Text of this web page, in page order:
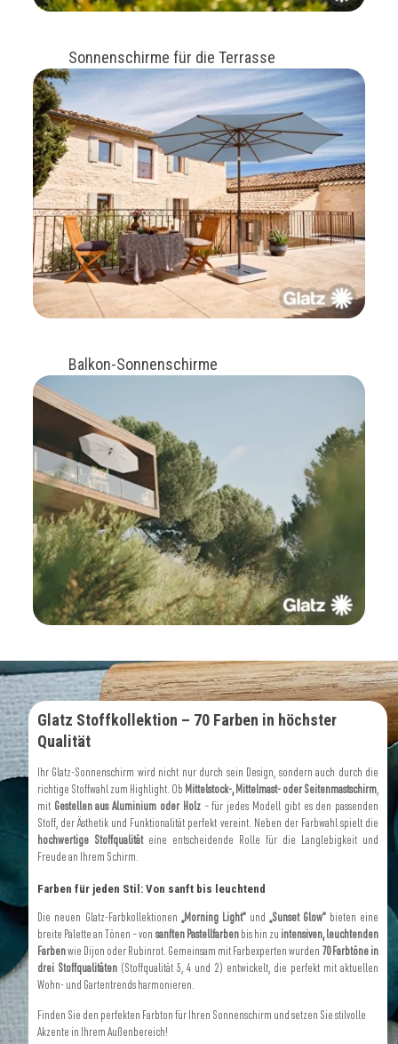
Sonnenschirme für die Terrasse
Balkon-Sonnenschirme
Glatz Stoffkollektion – 70 Farben in höchster
Qualität
Ihr Glatz-Sonnenschirm wird nicht nur durch sein Design, sondern auch durch die
richtige Stoffwahl zum Highlight. Ob Mittelstock-, Mittelmast- oder Seitenmastschirm,
mit Gestellen aus Aluminium oder Holz– für jedes Modell gibt es den passenden
Stoff, der Ästhetik und Funktionalität perfekt vereint. Neben der Farbwahl spielt die
hochwertige Stoffqualitäteine entscheidende Rolle für die Langlebigkeit und
Freude an Ihrem Schirm.
Farben für jeden Stil: Von sanft bis leuchtend
Die neuen Glatz-Farbkollektionen „Morning Light“und„Sunset Glow“bieten eine
breite Palette an Tönen – von sanften Pastellfarbenbis hin zu intensiven, leuchtenden
Farbenwie Dijon oder Rubinrot. Gemeinsam mit Farbexperten wurden 70 Farbtöne in
drei Stoffqualitäten(Stoffqualität 5, 4 und 2) entwickelt, die perfekt mit aktuellen
Wohn- und Gartentrends harmonieren.
Finden Sie den perfekten Farbton für Ihren Sonnenschirm und setzen Sie stilvolle
Akzente in Ihrem Außenbereich!